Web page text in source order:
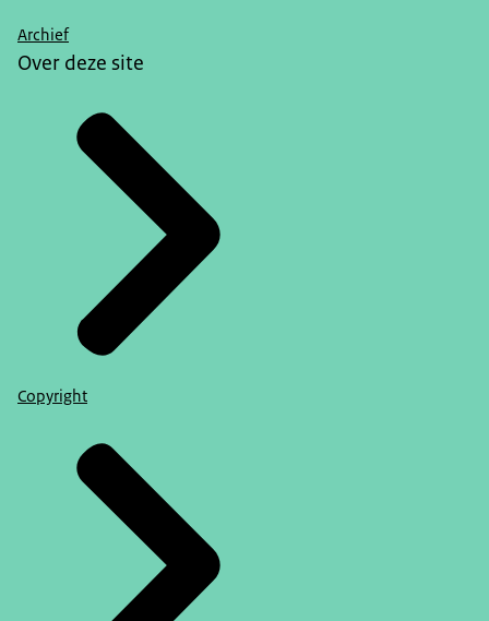
Archief
Over deze site
Copyright